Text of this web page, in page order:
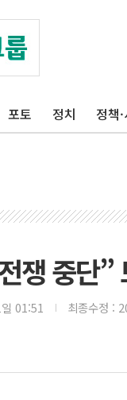
포토 정치 정책
쟁 중단”
01:51 최종수정 :